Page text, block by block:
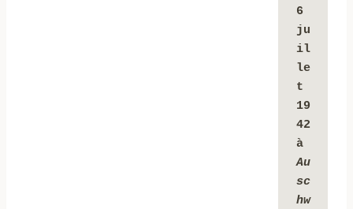
6
ju
il
le
t
19
42
à
Au
sc
hw